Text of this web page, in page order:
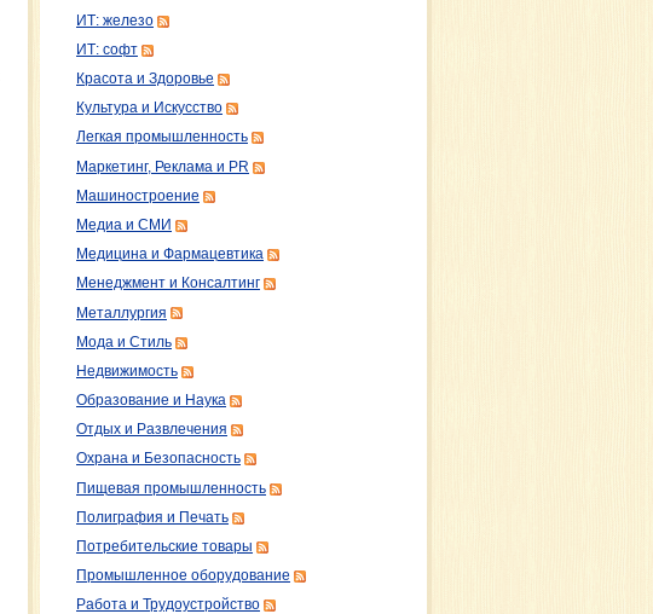
ИТ: железо
ИТ: софт
Красота и Здоровье
Культура и Искусство
Легкая промышленность
Маркетинг, Реклама и PR
Машиностроение
Медиа и СМИ
Медицина и Фармацевтика
Менеджмент и Консалтинг
Металлургия
Мода и Стиль
Недвижимость
Образование и Наука
Отдых и Развлечения
Охрана и Безопасность
Пищевая промышленность
Полиграфия и Печать
Потребительские товары
Промышленное оборудование
Работа и Трудоустройство